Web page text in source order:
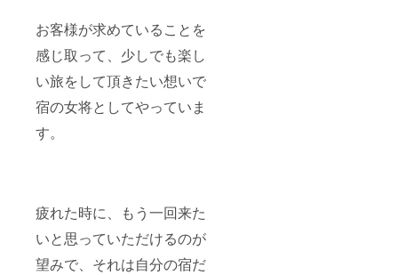
お客様が求めていることを
感じ取って、少しでも楽し
い旅をして頂きたい想いで
宿の女将としてやっていま
す。
疲れた時に、もう一回来た
いと思っていただけるのが
望みで、それは自分の宿だ